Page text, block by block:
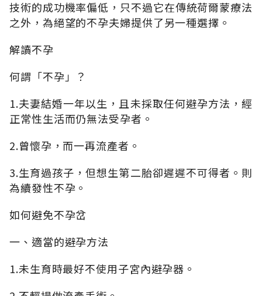
技術的成功機率偏低，只不過它在傳統荷爾蒙療法
之外，為絕望的不孕夫婦提供了另一種選擇。
解讀不孕
何謂「不孕」？
1.夫妻結婚一年以生，且未採取任何避孕方法，經
正常性生活而仍無法受孕者。
2.曾懷孕，而一再流產者。
3.生育過孩子，但想生第二胎卻遲遲不可得者。則
為續發性不孕。
如何避免不孕岔
一、適當的避孕方法
1.未生育時最好不使用子宮內避孕器。